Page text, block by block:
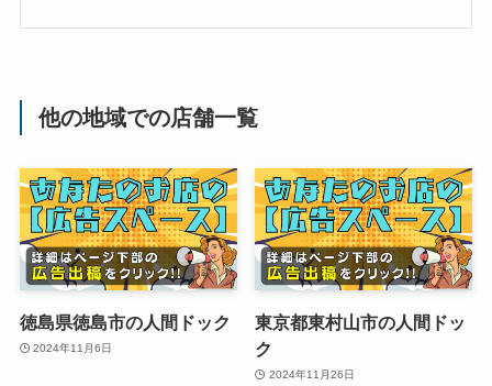
他の地域での店舗一覧
徳島県徳島市の人間ドック
2024年11月6日
東京都東村山市の人間ドッ
ク
2024年11月26日